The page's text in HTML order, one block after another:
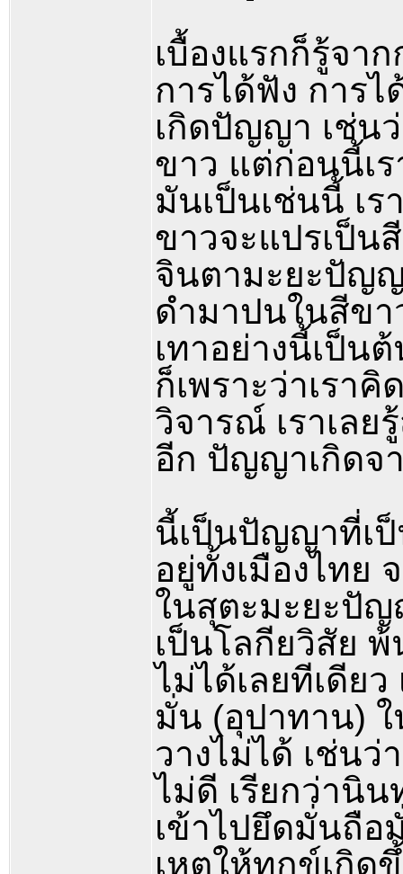
เบื้องแรกก็รู้จา
การได้ฟัง การไ
เกิดปัญญา เช่น
ขาว แต่ก่อนนี้เร
มันเป็นเช่นนี้ เ
ขาวจะแปรเป็น
จินตามะยะปัญญ
ดำมาปนในสีขา
เทาอย่างนี้เป็น
ก็เพราะว่าเรา
วิจารณ์ เราเลย
อีก ปัญญาเกิดจ
นี้เป็นปัญญาที่เป็
อยู่ทั้งเมืองไทย
ในสุตะมะยะปั
เป็นโลกียวิสัย
ไม่ได้เลยทีเดีย
มั่น (อุปาทาน)
วางไม่ได้ เช่นว่
ไม่ดี เรียกว่านิน
เข้าไปยึดมั่นถื
เหตุให้ทุกข์เกิด